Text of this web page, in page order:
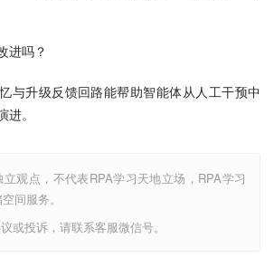
进吗？
与升级反馈回路能帮助智能体从人工干预中
。
观点，不代表RPA学习天地立场，RPA学习
间服务。
或投诉，请联系客服微信号。